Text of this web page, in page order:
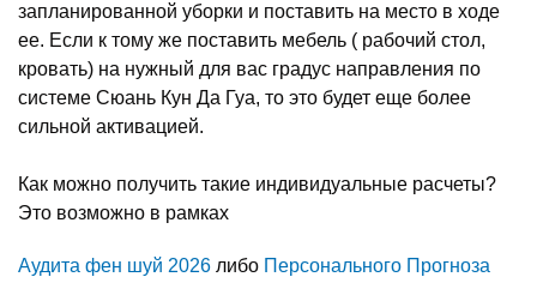
запланированной уборки и поставить на место в ходе
ее. Если к тому же поставить мебель ( рабочий стол,
кровать) на нужный для вас градус направления по
системе Сюань Кун Да Гуа, то это будет еще более
сильной активацией.
Как можно получить такие индивидуальные расчеты?
Это возможно в рамках
Аудита фен шуй 2026 либо Персонального Прогноза